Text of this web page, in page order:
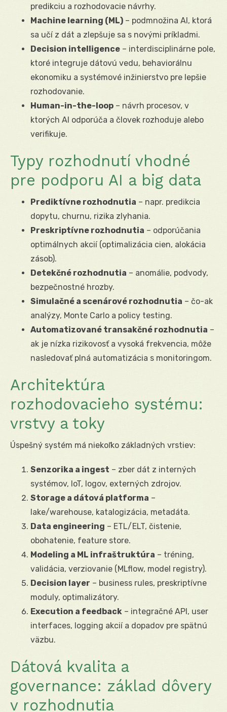
predikciu a rozhodovacie návrhy.
Machine learning (ML) – podmnožina AI, ktorá
sa učí z dát a zlepšuje sa s novými príkladmi.
Decision intelligence – interdisciplinárne pole,
ktoré integruje dátovú vedu, behaviorálnu
ekonomiku a systémové inžinierstvo pre lepšie
rozhodovanie.
Human-in-the-loop – návrh procesov, v
ktorých AI odporúča a človek rozhoduje alebo
verifikuje.
Typy rozhodnutí vhodné
pre podporu AI a big data
Prediktívne rozhodnutia – napr. predikcia
dopytu, churnu, rizika zlyhania.
Preskriptívne rozhodnutia – odporúčania
optimálnych akcií (optimalizácia cien, alokácia
zásob).
Detekčné rozhodnutia – anomálie, podvody,
bezpečnostné hrozby.
Simulačné a scenárové rozhodnutia – čo-ak
analýzy, Monte Carlo a policy testing.
Automatizované transakčné rozhodnutia –
ak je nízka rizikovosť a vysoká frekvencia, môže
nasledovať plná automatizácia s monitoringom.
Architektúra
rozhodovacieho systému:
vrstvy a toky
Úspešný systém má niekoľko základných vrstiev:
Senzorika a ingest – zber dát z interných
systémov, IoT, logov, externých zdrojov.
Storage a dátová platforma –
lake/warehouse, katalogizácia, metadáta.
Data engineering – ETL/ELT, čistenie,
obohatenie, feature store.
Modeling a ML infraštruktúra – tréning,
validácia, verziovanie (MLflow, model registry).
Decision layer – business rules, preskriptívne
moduly, optimalizátory.
Execution a feedback – integračné API, user
interfaces, logging akcií a dopadov pre spätnú
väzbu.
Dátová kvalita a
governance: základ dôvery
v rozhodnutia